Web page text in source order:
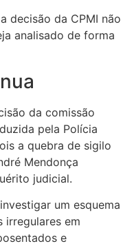
decisão da CPMI não
analisado de forma
da comissão
pela Polícia
a quebra de sigilo
Mendonça
judicial.
um esquema
irregulares em
e